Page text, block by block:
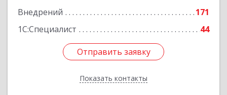
Внедрений
171
1С:Специалист
44
Отправить заявку
Показать контакты
Отправить заявку
Назад